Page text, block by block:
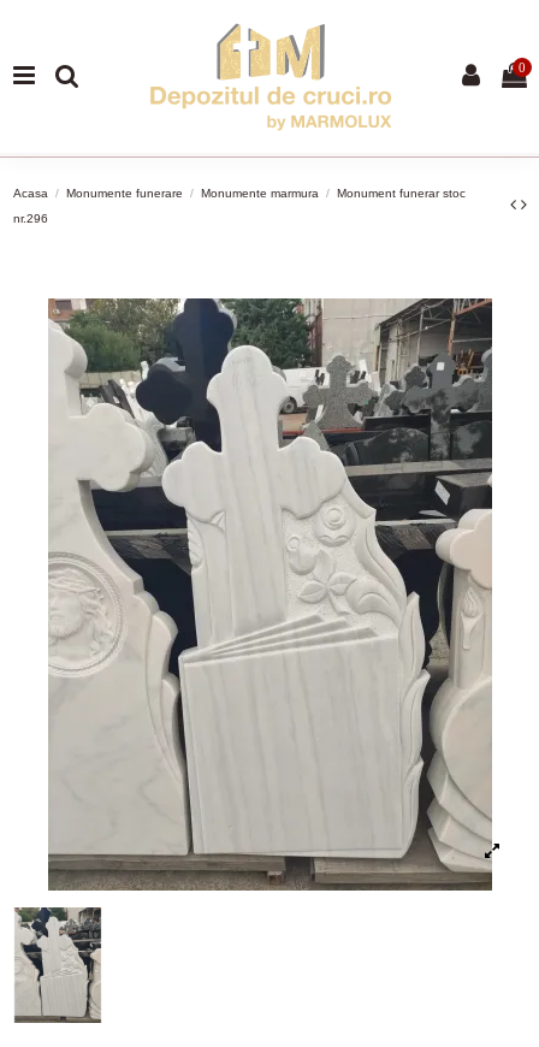
0
Acasa Monumente funerare Monumente marmura
Monument funerar stoc
nr.296